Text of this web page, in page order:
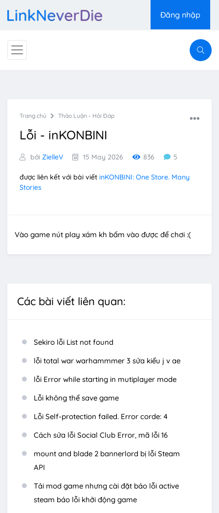
Đăng nhập
Trang chủ Thảo Luận - Hỏi Đáp
Lỗi - inKONBINI
bởi ZielleV 15 May 2026 836 5
được liên kết với bài viết inKONBINI: One Store. Many
Stories
Vào game nút play xám kh bấm vào được để chơi :(
Các bài viết liên quan:
Sekiro lỗi List not found
lỗi total war warhammmer 3 sửa kiểu j v ae
lỗi Error while starting in mutiplayer mode
Lỗi không thể save game
Lỗi Self-protection failed. Error corde: 4
Cách sửa lỗi Social Club Error, mã lỗi 16
mount and blade 2 bannerlord bị lỗi Steam
API
Tải mod game nhưng cài đặt báo lỗi active
steam báo lỗi khởi động game